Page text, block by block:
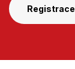
Registrace